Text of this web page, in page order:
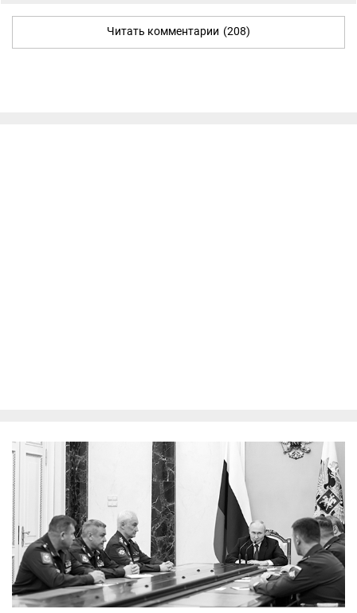
Читать комментарии (208)